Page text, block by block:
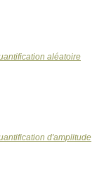
aléatoire
d'amplitude